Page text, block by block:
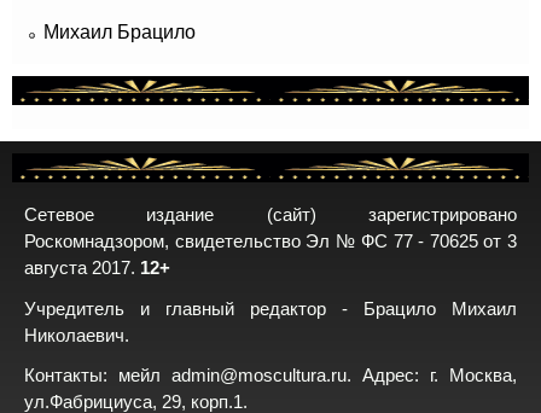
Михаил Брацило
Сетевое издание (сайт) зарегистрировано
Роскомнадзором, свидетельство Эл № ФС 77 - 70625 от 3
августа 2017. 12+
Учредитель и главный редактор - Брацило Михаил
Николаевич.
Контакты: мейл admin@moscultura.ru. Адрес: г. Москва,
ул.Фабрициуса, 29, корп.1.